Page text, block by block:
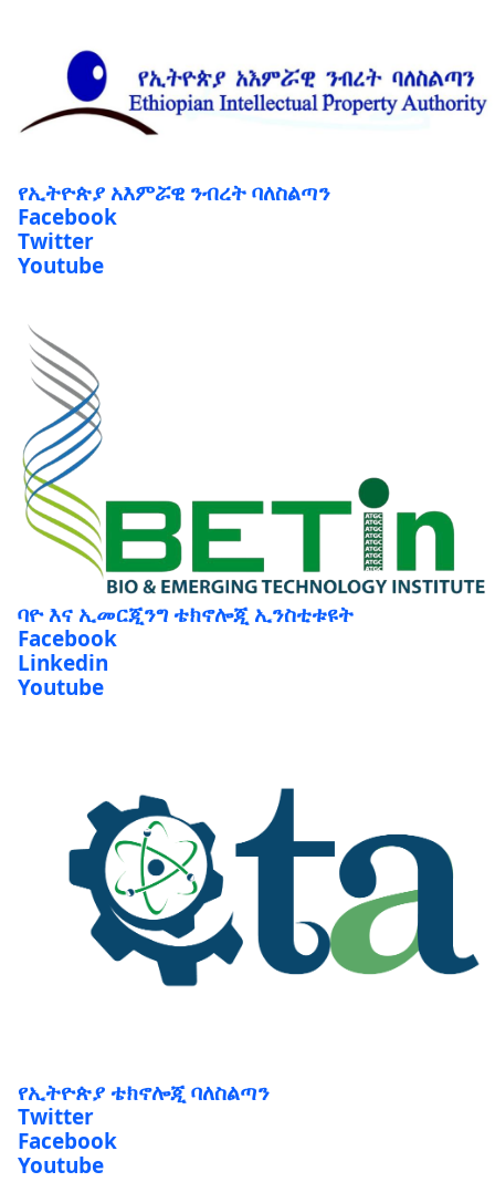
Facebook
Twitter
Youtube
ባዮ እና ኢመርጂንግ ቴክኖሎጂ ኢንስቲቱዩት
Facebook
Linkedin
Youtube
Twitter
Facebook
Youtube